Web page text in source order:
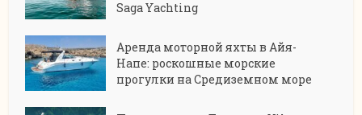
Saga Yachting
Аренда моторной яхты в Айя-
Напе: роскошные морские
прогулки на Средиземном море